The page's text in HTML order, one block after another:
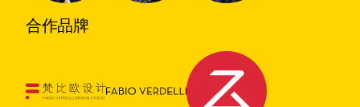
合作品牌